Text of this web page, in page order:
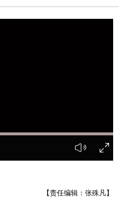
文明矩阵
【责任编辑：张殊凡】